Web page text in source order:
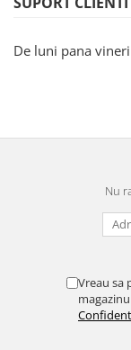
De luni pana
Nu
Vreau sa